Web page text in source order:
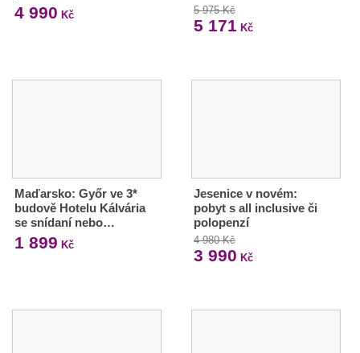
4 990 Kč 5 975 Kč
5 171 Kč
Maďarsko: Győr ve 3*
budově Hotelu Kálvária
se snídaní nebo…
1 899 Kč
Jesenice v novém:
pobyt s all inclusive či
polopenzí
4 980 Kč
3 990 Kč